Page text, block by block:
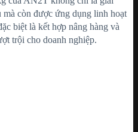
còn được ứng dụng linh hoạt
biệt là kết hợp nâng hàng và
trội cho doanh nghiệp.